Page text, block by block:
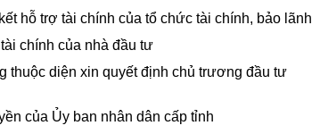
hỗ trợ tài chính của tổ chức tài chính, bảo lãnh
chính của nhà đầu tư
thuộc diện xin quyết định chủ trương đầu tư
của Ủy ban nhân dân cấp tỉnh